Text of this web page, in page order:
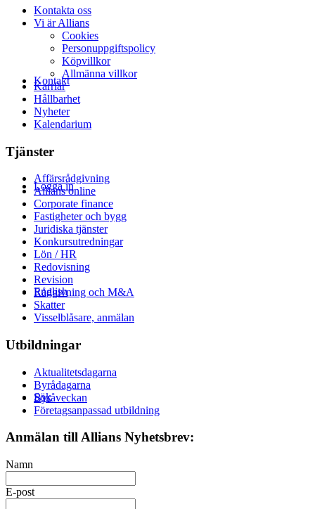
Kontakt
Logga in
English
Sök
Menu Menu
Kontakta oss
Vi är Allians
Cookies
Personuppgiftspolicy
Köpvillkor
Allmänna villkor
Karriär
Hållbarhet
Nyheter
Kalendarium
Tjänster
Affärsrådgivning
Allians online
Corporate finance
Fastigheter och bygg
Juridiska tjänster
Konkursutredningar
Lön / HR
Redovisning
Revision
Rådgivning och M&A
Skatter
Visselblåsare, anmälan
Utbildningar
Aktualitetsdagarna
Byrådagarna
Byråveckan
Företagsanpassad utbildning
Anmälan till Allians Nyhetsbrev:
Namn
E-post